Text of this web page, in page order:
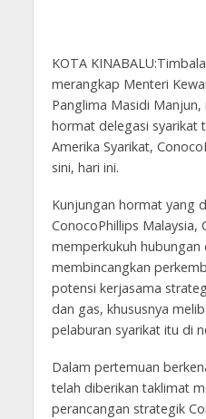
KOTA
merangkap Menteri
Panglima Masidi
hormat delegasi syarikat
Amerika Syarikat,
sini, hari ini.
Kunjungan hormat yang
ConocoPhillips Malaysia,
memperkukuh hubungan
membincangkan
potensi kerjasama
dan gas, khususnya
pelaburan syarikat itu di
Dalam pertemuan
telah diberikan taklimat
perancangan strategik